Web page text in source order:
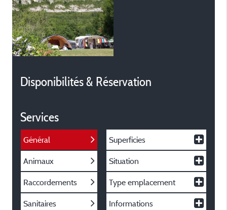
Disponibilités & Réservation
Services
Général
Animaux
Raccordements
Sanitaires
Superficies
Situation
Type emplacement
Informations